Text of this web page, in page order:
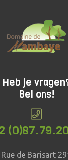
Heb je
Bel ons!
Rue de Barisart